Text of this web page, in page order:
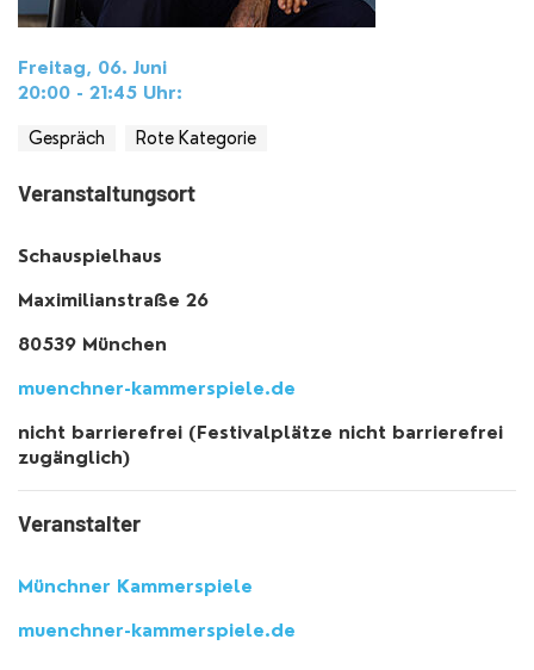
Freitag, 06. Juni
20:00 - 21:45 Uhr:
Gespräch Rote Kategorie
Veranstaltungsort
Schauspielhaus
Maximilianstraße 26
80539 München
muenchner-kammerspiele.de
nicht barrierefrei (Festivalplätze nicht barrierefrei
zugänglich)
Veranstalter
Münchner Kammerspiele
muenchner-kammerspiele.de